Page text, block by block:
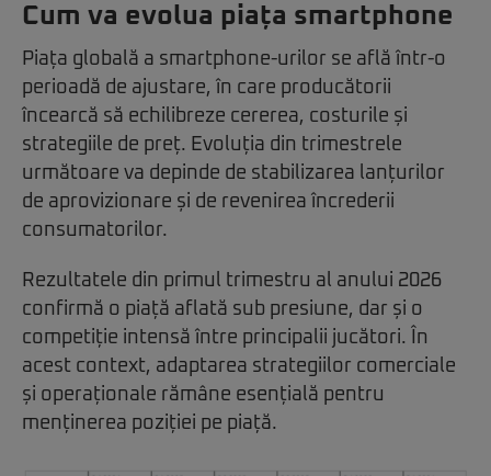
Cum va evolua piața smartphone
Piața globală a smartphone-urilor se află într-o
perioadă de ajustare, în care producătorii
încearcă să echilibreze cererea, costurile și
strategiile de preț. Evoluția din trimestrele
următoare va depinde de stabilizarea lanțurilor
de aprovizionare și de revenirea încrederii
consumatorilor.
Rezultatele din primul trimestru al anului 2026
confirmă o piață aflată sub presiune, dar și o
competiție intensă între principalii jucători. În
acest context, adaptarea strategiilor comerciale
și operaționale rămâne esențială pentru
menținerea poziției pe piață.